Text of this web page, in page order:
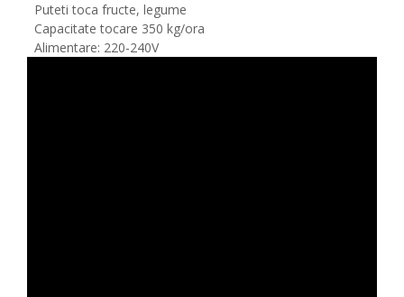
Puteti toca fructe, legume
Capacitate tocare 350 kg/ora
Alimentare: 220-240V